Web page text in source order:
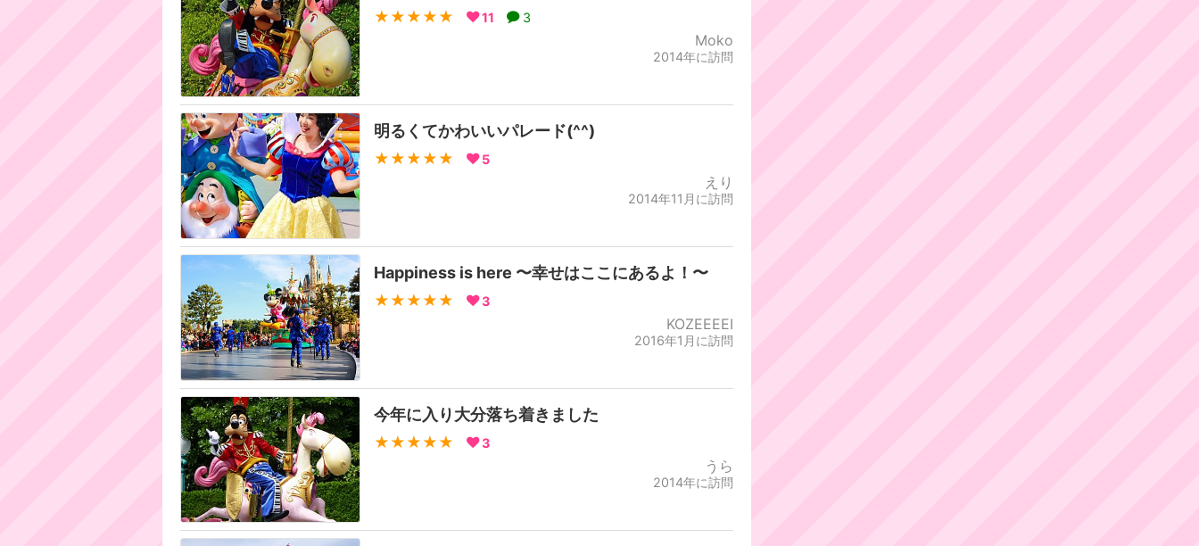
★★★★★ 11 3
Moko
2014年に訪問
明るくてかわいいパレード(^^)
★★★★★ 5
えり
2014年11月に訪問
Happiness is here 〜幸せはここにあるよ！〜
★★★★★ 3
KOZEEEEI
2016年1月に訪問
今年に入り大分落ち着きました
★★★★★ 3
うら
2014年に訪問